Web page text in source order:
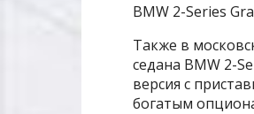
BMW 2-Series
Также в
седана BMW 2-
версия с
богатым